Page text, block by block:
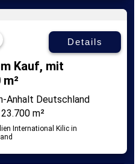
Details
Kauf, mit
Anhalt Deutschland
23.700 m²
International Kilic in